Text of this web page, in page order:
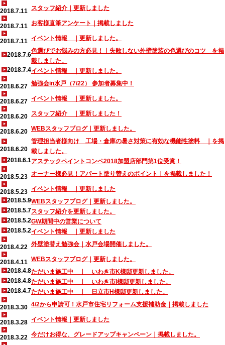
2018.7.11 スタッフ紹介｜更新しました
2018.7.11 お客様直筆アンケート｜掲載しました
2018.7.11 イベント情報 ｜更新しました。
2018.7.6
色選びでお悩みの方必見！｜失敗しない外壁塗装の色選びのコツ を掲
載しました。
2018.7.4イベント情報 ｜更新しました。
2018.6.27 勉強会in水戸（7/22） 参加者募集中！
2018.6.27 イベント情報 ｜更新しました。
2018.6.20 スタッフ紹介 ｜更新しました！
2018.6.20 WEBスタッフブログ｜更新しました。
2018.6.20
管理担当者様向け 工場・倉庫の暑さ対策に有効な機能性塗料 ｜を掲
載しました。
2018.6.1アステックペイントコンペ2018加盟店部門第1位受賞！
2018.5.23 オーナー様必見！アパート塗り替えのポイント｜を掲載しました！
2018.5.23 イベント情報 ｜更新しました
2018.5.9WEBスタッフブログ｜更新しました。
2018.5.7スタッフ紹介を更新しました。
2018.5.2GW期間中の営業について
2018.5.2イベント情報 ｜更新しました
2018.4.22 外壁塗替え勉強会｜水戸会場開催しました。
2018.4.11 WEBスタッフブログ｜更新しました。
2018.4.8ただいま施工中 ｜ いわき市K様邸更新しました。
2018.4.8ただいま施工中 ｜ いわき市I様邸更新しました。
2018.4.7ただいま施工中 ｜ 日立市H様邸更新しました。
2018.3.30 4/2から申請可！水戸市住宅リフォーム支援補助金｜掲載しました
2018.3.28 イベント情報｜更新しました
2018.3.22 今だけお得な、グレードアップキャンペーン｜掲載しました。